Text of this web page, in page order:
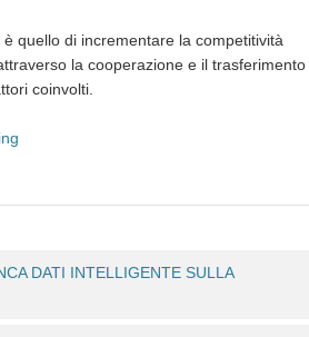
quello di incrementare la competitività
la cooperazione e il trasferimento
coinvolti.
DATI INTELLIGENTE SULLA